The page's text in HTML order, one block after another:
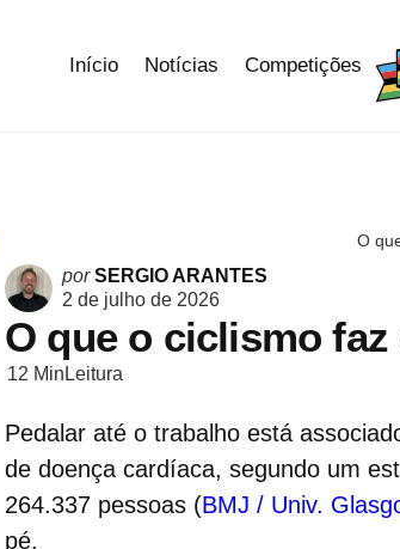
Início Notícias Competições
O
Postado
por
porSERGIO ARANTES
2 de julho de 2026
O que o ciclismo
12 Min Leitura
Pedalar até o trabalho está
de doença cardíaca, segundo um
264.337 pessoas (BMJ / Univ.
pé.